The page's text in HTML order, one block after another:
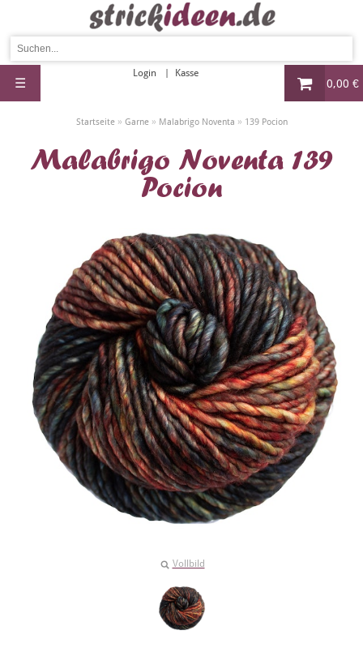
0,00 €
Login Kasse
☰
Startseite» Garne» Malabrigo Noventa » 139 Pocion
Malabrigo Noventa 139
Pocion
Vollbild